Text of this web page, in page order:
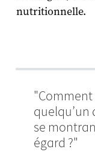
nutritionnelle.
quelqu’un
se
égard ?"